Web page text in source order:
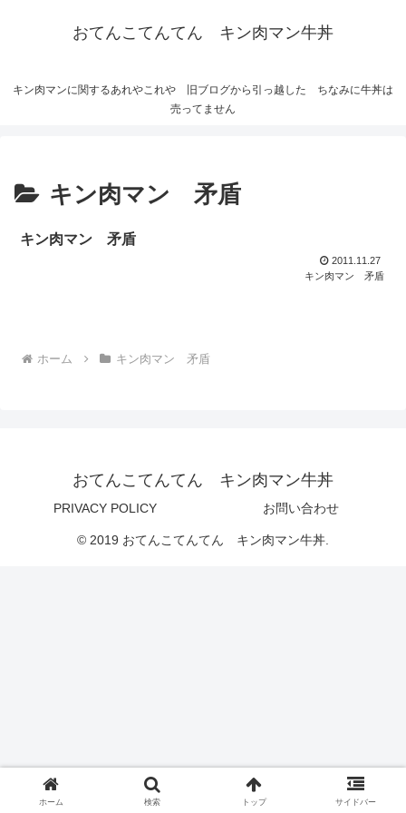
おてんこてんてん キン肉マン牛丼
キン肉マンに関するあれやこれや 旧ブログから引っ越した ちなみに牛丼は
売ってません
キン肉マン 矛盾
キン肉マン 矛盾
2011.11.27
キン肉マン 矛盾
ホーム キン肉マン 矛盾
おてんこてんてん キン肉マン牛丼
PRIVACY POLICY お問い合わせ
© 2019 おてんこてんてん キン肉マン牛丼.
ホーム 検索 トップ サイドバー